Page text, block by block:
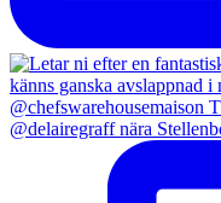
@delairegraff nära